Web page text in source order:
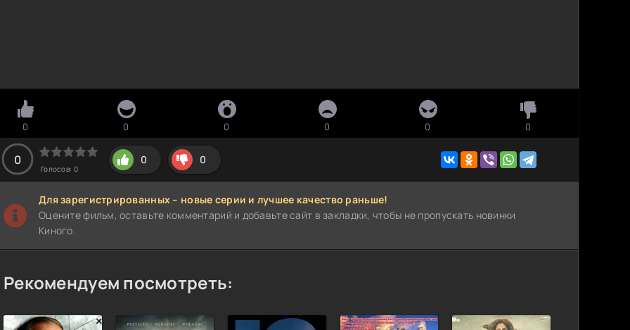
0 0 0 0 0 0
0
Голосов: 0
0 0
Для зарегистрированных – новые серии и лучшее качество раньше!
Оцените фильм, оставьте комментарий и добавьте сайт в закладки, чтобы не пропускать новинки
Киного.
Рекомендуем посмотреть: